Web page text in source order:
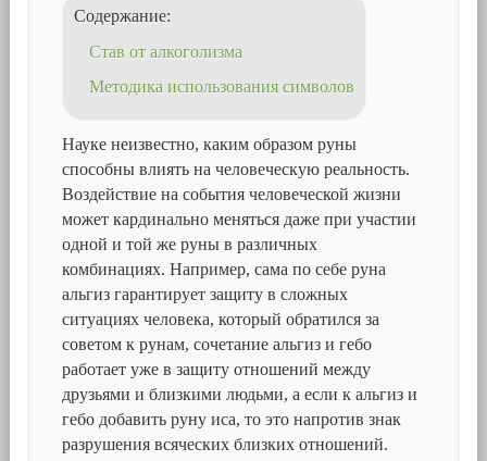
Содержание:
Став от алкоголизма
Методика использования символов
Науке неизвестно, каким образом руны
способны влиять на человеческую реальность.
Воздействие на события человеческой жизни
может кардинально меняться даже при участии
одной и той же руны в различных
комбинациях. Например, сама по себе руна
альгиз гарантирует защиту в сложных
ситуациях человека, который обратился за
советом к рунам, сочетание альгиз и гебо
работает уже в защиту отношений между
друзьями и близкими людьми, а если к альгиз и
гебо добавить руну иса, то это напротив знак
разрушения всяческих близких отношений.